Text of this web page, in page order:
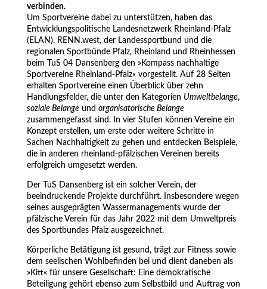
verbinden.
Um Sportvereine dabei zu unterstützen, haben das
Entwicklungspolitische Landesnetzwerk Rheinland-Pfalz
(ELAN), RENN.west, der Landessportbund und die
regionalen Sportbünde Pfalz, Rheinland und Rheinhessen
beim TuS 04 Dansenberg den »Kompass nachhaltige
Sportvereine Rheinland-Pfalz« vorgestellt. Auf 28 Seiten
erhalten Sportvereine einen Überblick über zehn
Handlungsfelder, die unter den Kategorien Umweltbelange,
soziale Belangeund organisatorische Belange
zusammengefasst sind. In vier Stufen können Vereine ein
Konzept erstellen, um erste oder weitere Schritte in
Sachen Nachhaltigkeit zu gehen und entdecken Beispiele,
die in anderen rheinland-pfälzischen Vereinen bereits
erfolgreich umgesetzt werden.
Der TuS Dansenberg ist ein solcher Verein, der
beeindruckende Projekte durchführt. Insbesondere wegen
seines ausgeprägten Wassermanagements wurde der
pfälzische Verein für das Jahr 2022 mit dem Umweltpreis
des Sportbundes Pfalz ausgezeichnet.
Körperliche Betätigung ist gesund, trägt zur Fitness sowie
dem seelischen Wohlbefinden bei und dient daneben als
»Kitt« für unsere Gesellschaft: Eine demokratische
Beteiligung gehört ebenso zum Selbstbild und Auftrag von